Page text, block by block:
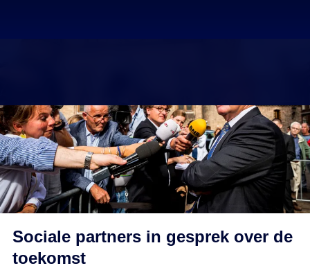
Sociale partners in gesprek over de
toekomst